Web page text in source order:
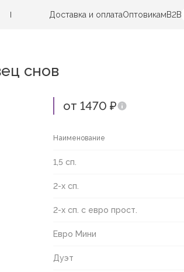
Доставка и оплатаОптовикамB2B
снов
от 1470 ₽
Наименование
1,5 сп.
2-х сп.
2-х сп. с евро прост.
Евро Мини
Дуэт